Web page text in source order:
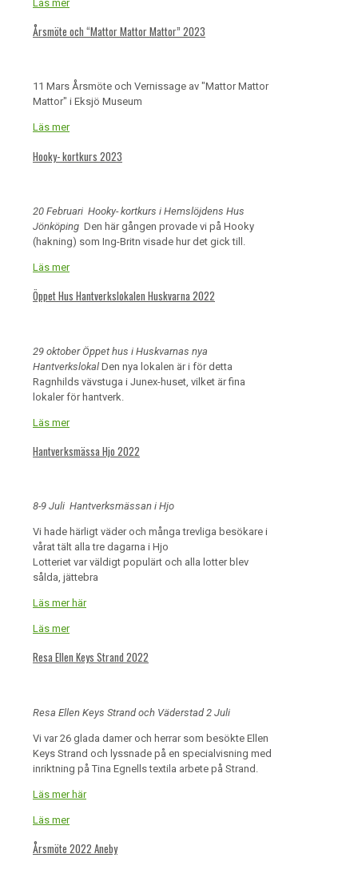
Läs mer
Årsmöte och “Mattor Mattor Mattor” 2023
11 Mars Årsmöte och Vernissage av "Mattor Mattor
Mattor" i Eksjö Museum
Läs mer
Hooky- kortkurs 2023
20 Februari Hooky- kortkurs i Hemslöjdens Hus
Jönköping Den här gången provade vi på Hooky
(hakning) som Ing-Britn visade hur det gick till.
Läs mer
Öppet Hus Hantverkslokalen Huskvarna 2022
29 oktober Öppet hus i Huskvarnas nya
Hantverkslokal Den nya lokalen är i för detta
Ragnhilds vävstuga i Junex-huset, vilket är fina
lokaler för hantverk.
Läs mer
Hantverksmässa Hjo 2022
8-9 Juli Hantverksmässan i Hjo
Vi hade härligt väder och många trevliga besökare i
vårat tält alla tre dagarna i Hjo
Lotteriet var väldigt populärt och alla lotter blev
sålda, jättebra
Läs mer här
Läs mer
Resa Ellen Keys Strand 2022
Resa Ellen Keys Strand och Väderstad 2 Juli
Vi var 26 glada damer och herrar som besökte Ellen
Keys Strand och lyssnade på en specialvisning med
inriktning på Tina Egnells textila arbete på Strand.
Läs mer här
Läs mer
Årsmöte 2022 Aneby